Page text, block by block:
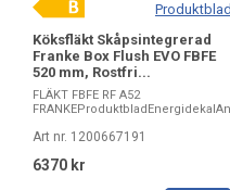
Produktblad
Köksfläkt Skåpsintegrerad
Franke Box Flush EVO FBFE
520 mm, Rostfri...
FLÄKT FBFE RF A52
Art nr. 1200667191
6370 kr